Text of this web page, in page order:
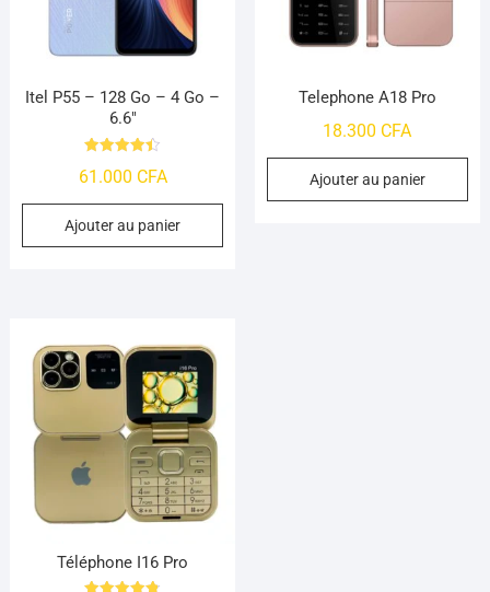
Itel P55 – 128 Go – 4 Go –
6.6″
4.45
61.000 CFA
Ajouter au panier
Telephone A18 Pro
18.300 CFA
Ajouter au panier
Téléphone I16 Pro